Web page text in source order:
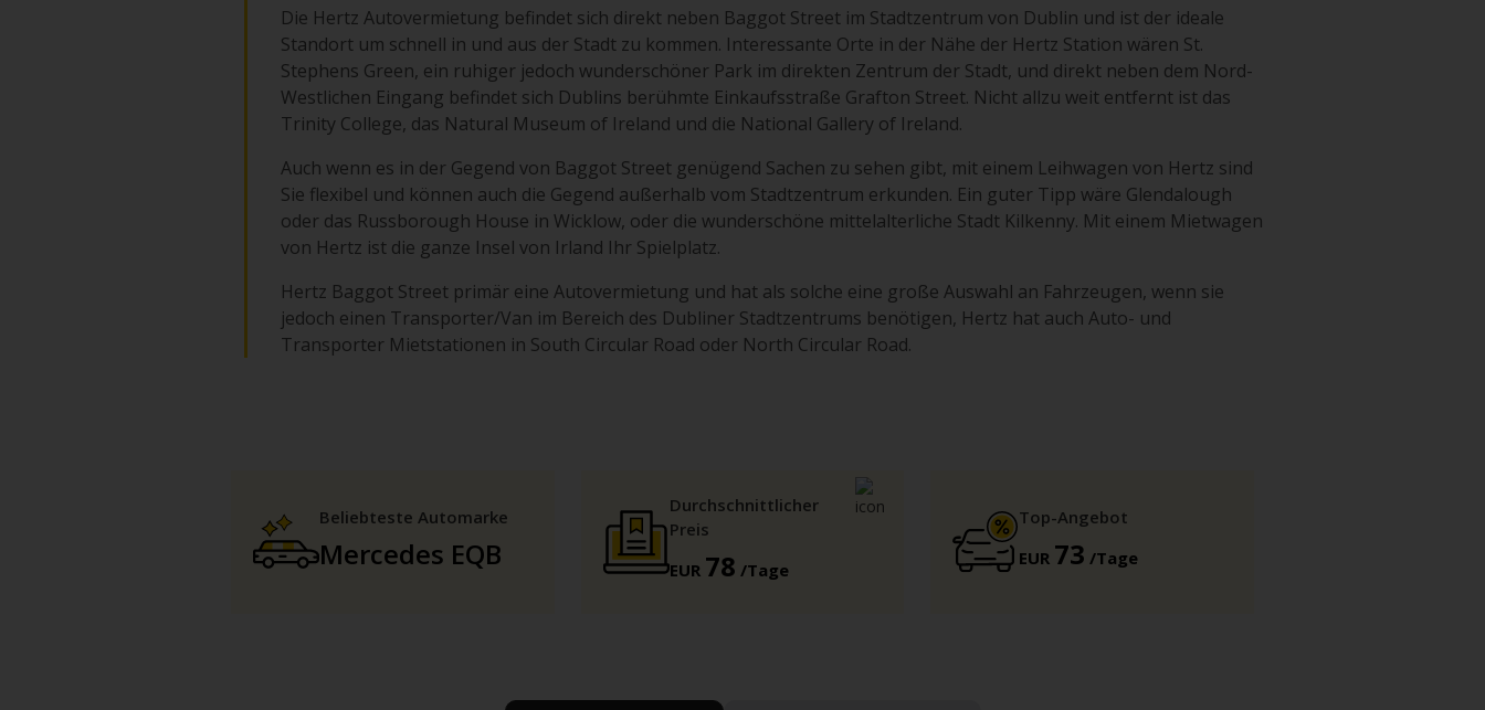
Die Hertz Autovermietung befindet sich direkt neben Baggot Street im Stadtzentrum von Dublin und ist der ideale
Standort um schnell in und aus der Stadt zu kommen. Interessante Orte in der Nähe der Hertz Station wären St.
Stephens Green, ein ruhiger jedoch wunderschöner Park im direkten Zentrum der Stadt, und direkt neben dem Nord-
Westlichen Eingang befindet sich Dublins berühmte Einkaufsstraße Grafton Street. Nicht allzu weit entfernt ist das
Trinity College, das Natural Museum of Ireland und die National Gallery of Ireland.
Auch wenn es in der Gegend von Baggot Street genügend Sachen zu sehen gibt, mit einem Leihwagen von Hertz sind
Sie flexibel und können auch die Gegend außerhalb vom Stadtzentrum erkunden. Ein guter Tipp wäre Glendalough
oder das Russborough House in Wicklow, oder die wunderschöne mittelalterliche Stadt Kilkenny. Mit einem Mietwagen
von Hertz ist die ganze Insel von Irland Ihr Spielplatz.
Hertz Baggot Street primär eine Autovermietung und hat als solche eine große Auswahl an Fahrzeugen, wenn sie
jedoch einen Transporter/Van im Bereich des Dubliner Stadtzentrums benötigen, Hertz hat auch Auto- und
Transporter Mietstationen in South Circular Road oder North Circular Road.
Beliebteste Automarke
Mercedes EQB
Durchschnittlicher
Preis
EUR 78 /Tage
Top-Angebot
EUR 73 /Tage